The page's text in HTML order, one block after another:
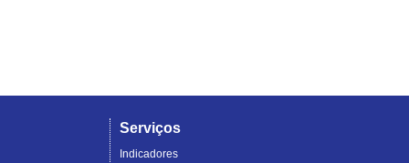
Serviços
Indicadores